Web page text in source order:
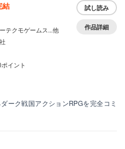
結
テクモゲームス...他
イント
試し読み
作品詳細
ーク戦国アクションRPGを完全コミ